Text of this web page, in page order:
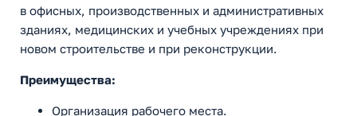
в офисных, производственных и административных
зданиях, медицинских и учебных учреждениях при
новом строительстве и при реконструкции.
Преимущества:
Организация рабочего места.